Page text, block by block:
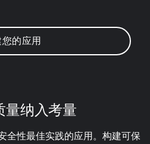
的应用
量纳入考量
全性最佳实践的应用。构建可保